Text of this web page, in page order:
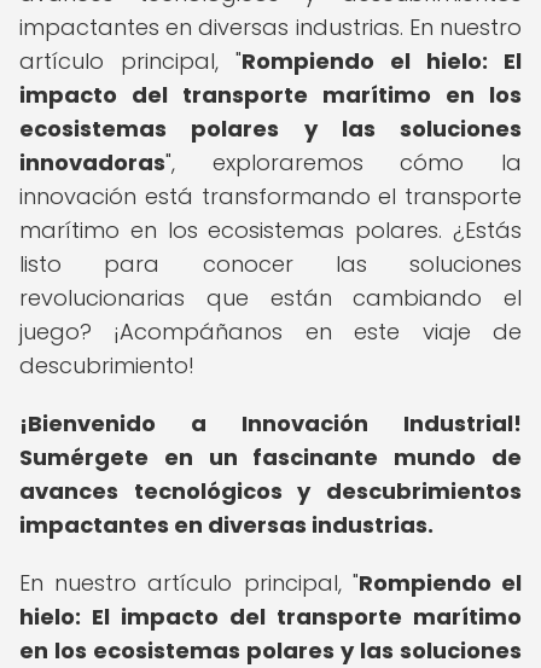
impactantes en diversas industrias. En nuestro
artículo principal, "Rompiendo el hielo: El
impacto del transporte marítimo en los
ecosistemas polares y las soluciones
innovadoras", exploraremos cómo la
innovación está transformando el transporte
marítimo en los ecosistemas polares. ¿Estás
listo para conocer las soluciones
revolucionarias que están cambiando el
juego? ¡Acompáñanos en este viaje de
descubrimiento!
¡Bienvenido a Innovación Industrial!
Sumérgete en un fascinante mundo de
avances tecnológicos y descubrimientos
impactantes en diversas industrias.
En nuestro artículo principal, "Rompiendo el
hielo: El impacto del transporte marítimo
en los ecosistemas polares y las soluciones